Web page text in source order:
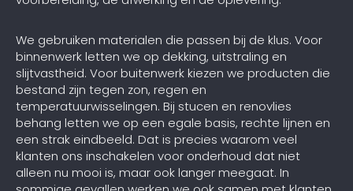
We gebruiken materialen die passen bij de klus. Voor
binnenwerk letten we op dekking, uitstraling en
slijtvastheid. Voor buitenwerk kiezen we producten die
bestand zijn tegen zon, regen en
temperatuurwisselingen. Bij stucen en renovlies
behang letten we op een egale basis, rechte lijnen en
een strak eindbeeld. Dat is precies waarom veel
klanten ons inschakelen voor onderhoud dat niet
alleen nu mooi is, maar ook langer meegaat. In